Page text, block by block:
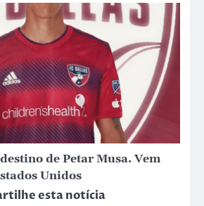
de Petar Musa. Vem
Unidos
esta notícia